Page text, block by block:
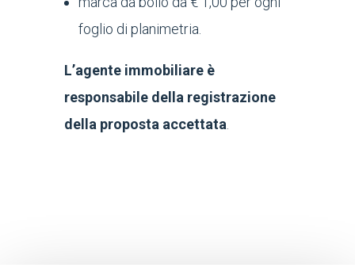
foglio di planimetria.
L’agente immobiliare è
responsabile della registrazione
della proposta accettata